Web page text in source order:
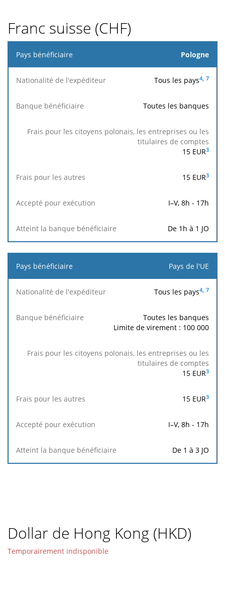
Franc suisse (CHF)
Pays
l'expéditeur
Banque
Frais pour
titulaires
comptes
pour
Pologne
Tous les pays4, 7
Toutes les banques
15 EUR3
15 EUR3
I–V, 8h - 17h
De 1h à 1 JO
Pays de l'UE
Tous les pays4, 7
Toutes les banques
Limite de virement : 100 000
15 EUR3
15 EUR3
I–V, 8h - 17h
De 1 à 3 JO
Dollar de Hong Kong (HKD)
Temporairement indisponible